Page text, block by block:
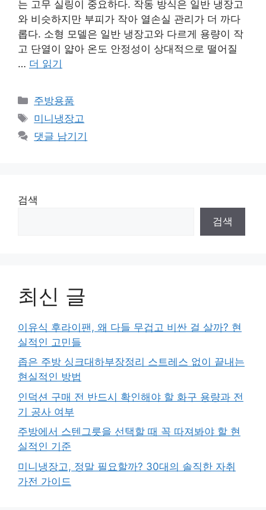
는 고무 실링이 중요하다. 작동 방식은 일반 냉장고
와 비슷하지만 부피가 작아 열손실 관리가 더 까다
롭다. 소형 모델은 일반 냉장고와 다르게 용량이 작
고 단열이 얇아 온도 안정성이 상대적으로 떨어질
… 더 읽기
카
테
고
리
주방용품
태
그
미니냉장고
댓글 남기기
검색
검색
최신 글
이유식 후라이팬, 왜 다들 무겁고 비싼 걸 살까? 현
실적인 고민들
좁은 주방 싱크대하부장정리 스트레스 없이 끝내는
현실적인 방법
인덕션 구매 전 반드시 확인해야 할 화구 용량과 전
기 공사 여부
주방에서 스텐그릇을 선택할 때 꼭 따져봐야 할 현
실적인 기준
미니냉장고, 정말 필요할까? 30대의 솔직한 자취
가전 가이드